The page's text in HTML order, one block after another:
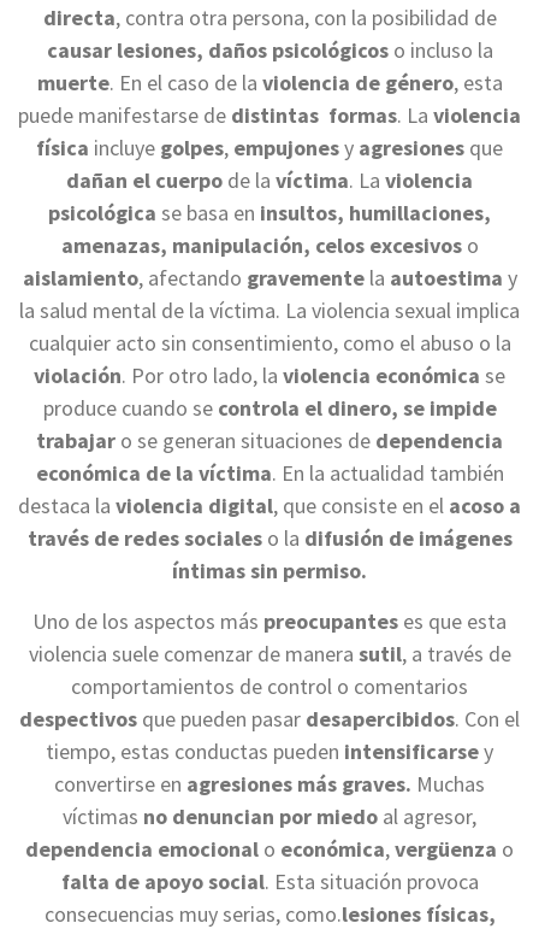
directa, contra otra persona, con la posibilidad de
causar lesiones, daños psicológicos o incluso la
muerte. En el caso de la violencia de género, esta
puede manifestarse de distintas formas. La violencia
física incluye golpes, empujonesy agresiones que
dañan el cuerpo de la víctima. La violencia
psicológica se basa en insultos, humillaciones,
amenazas, manipulación, celos excesivoso
aislamiento, afectando gravementela autoestima y
la salud mental de la víctima. La violencia sexual implica
cualquier acto sin consentimiento, como el abuso o la
violación. Por otro lado, la violencia económica se
produce cuando se controla el dinero, se impide
trabajar o se generan situaciones de dependencia
económica de la víctima. En la actualidad también
destaca la violencia digital, que consiste en el acoso a
través de redes socialeso la difusión de imágenes
íntimas sin permiso.
Uno de los aspectos más preocupantes es que esta
violencia suele comenzar de manera sutil, a través de
comportamientos de control o comentarios
despectivos que pueden pasar desapercibidos. Con el
tiempo, estas conductas pueden intensificarsey
convertirse en agresiones más graves. Muchas
víctimas no denuncian por miedo al agresor,
dependencia emocional o económica,vergüenza o
falta de apoyo social. Esta situación provoca
consecuencias muy serias, como.lesiones físicas,